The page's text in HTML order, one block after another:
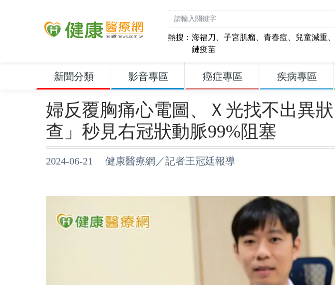
熱搜： 海福刀 、 子宮肌瘤、 青春痘、 兒童減重、
鏈疫苗
新聞分類 影音專區 癌症專區 疾病專區
婦反覆胸痛心電圖、Ｘ光找不出異
查」秒見右冠狀動脈99%阻塞
2024-06-21 健康醫療網／記者王冠廷報導